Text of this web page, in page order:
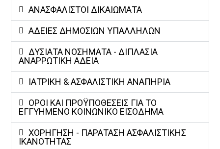
ΑΝΑΣΦΑΛΙΣΤΟΙ ΔΙΚΑΙΩΜΑΤΑ
ΑΔΕΙΕΣ ΔΗΜΟΣΙΩΝ ΥΠΑΛΛΗΛΩΝ
ΔΥΣΊΑΤΑ ΝΟΣΉΜΑΤΑ - ΔΙΠΛΆΣΙΑ
ΑΝΑΡΡΩΤΙΚΉ ΆΔΕΙΑ
ΙΑΤΡΙΚΗ & ΑΣΦΑΛΙΣΤΙΚΗ ΑΝΑΠΗΡΙΑ
ΟΡΟΙ ΚΑΙ ΠΡΟΫΠΟΘΕΣΕΙΣ ΓΙΑ ΤΟ
ΕΓΓΥΗΜΕΝΟ ΚΟΙΝΩΝΙΚΟ ΕΙΣΟΔΗΜΑ
ΧΟΡΗΓΗΣΗ - ΠΑΡΑΤΑΣΗ ΑΣΦΑΛΙΣΤΙΚΗΣ
ΙΚΑΝΟΤΗΤΑΣ